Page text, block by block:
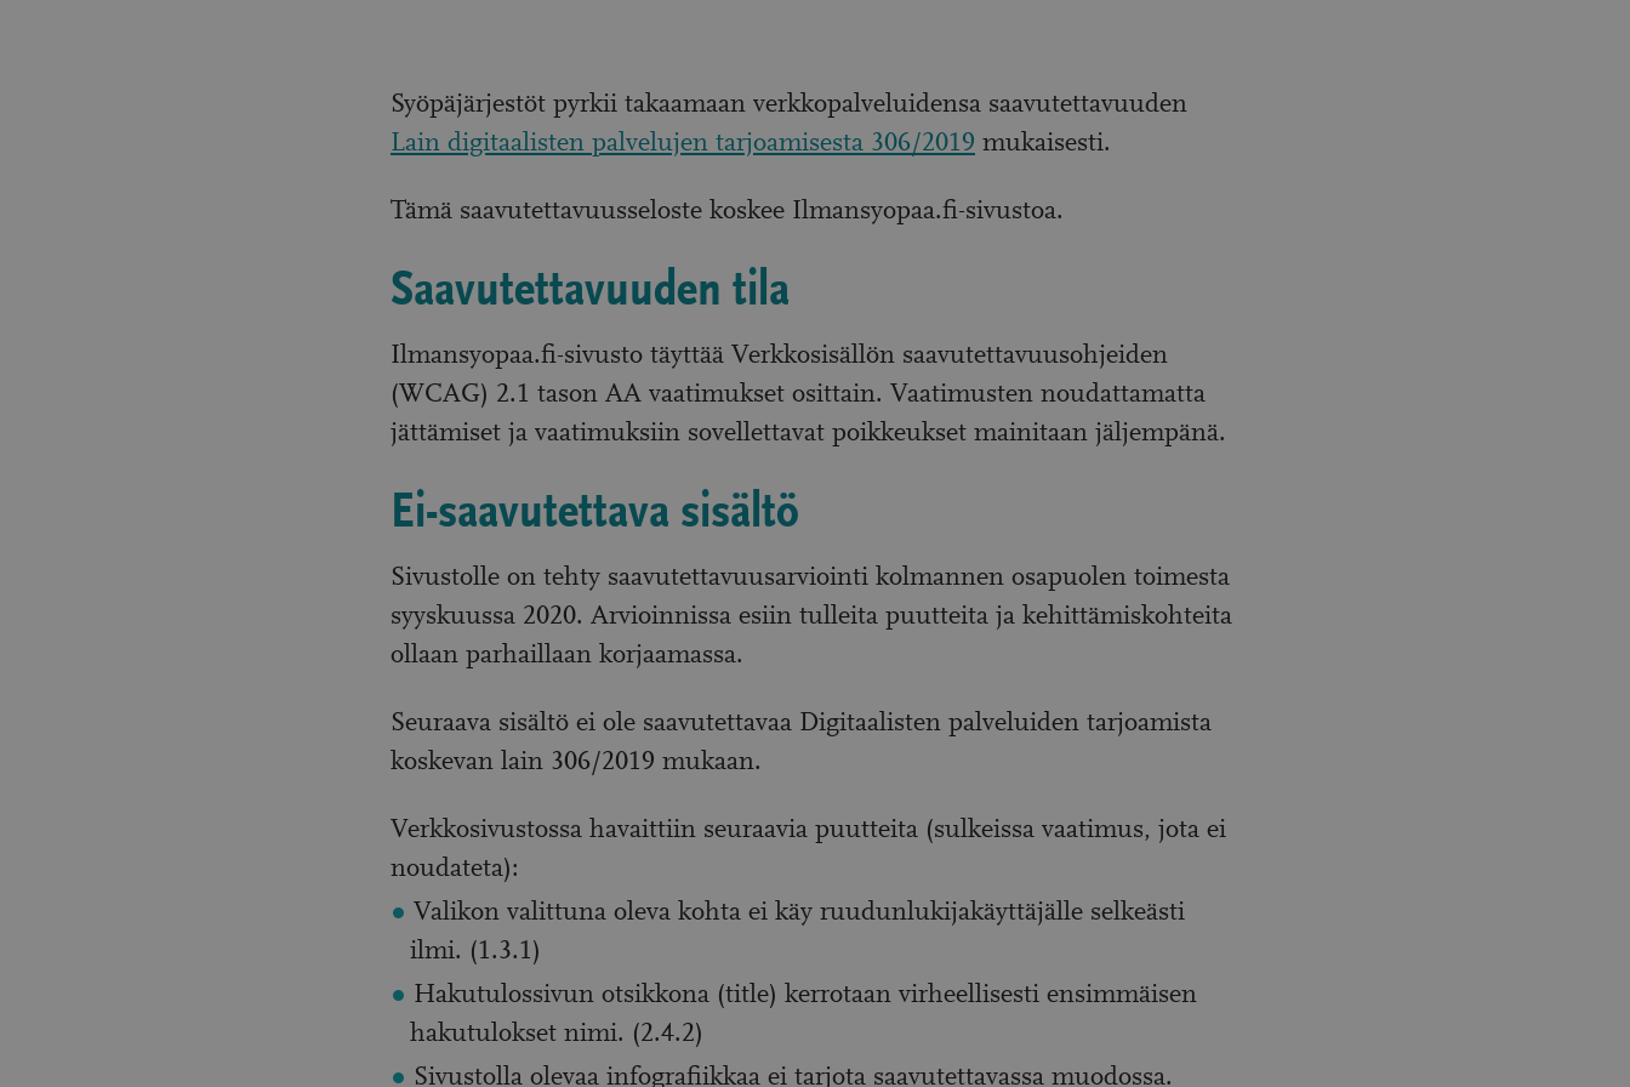
Syöpäjärjestöt pyrkii takaamaan verkkopalveluidensa saavutettavuuden
Lain digitaalisten palvelujen tarjoamisesta 306/2019 mukaisesti.
Tämä saavutettavuusseloste koskee Ilmansyopaa.fi-sivustoa.
Saavutettavuuden tila
Ilmansyopaa.fi-sivusto täyttää Verkkosisällön saavutettavuusohjeiden
(WCAG) 2.1 tason AA vaatimukset osittain. Vaatimusten noudattamatta
jättämiset ja vaatimuksiin sovellettavat poikkeukset mainitaan jäljempänä.
Ei-saavutettava sisältö
Sivustolle on tehty saavutettavuusarviointi kolmannen osapuolen toimesta
syyskuussa 2020. Arvioinnissa esiin tulleita puutteita ja kehittämiskohteita
ollaan parhaillaan korjaamassa.
Seuraava sisältö ei ole saavutettavaa Digitaalisten palveluiden tarjoamista
koskevan lain 306/2019 mukaan.
Verkkosivustossa havaittiin seuraavia puutteita (sulkeissa vaatimus, jota ei
noudateta):
Valikon valittuna oleva kohta ei käy ruudunlukijakäyttäjälle selkeästi
ilmi. (1.3.1)
Hakutulossivun otsikkona (title) kerrotaan virheellisesti ensimmäisen
hakutulokset nimi. (2.4.2)
Sivustolla olevaa infografiikkaa ei tarjota saavutettavassa muodossa.